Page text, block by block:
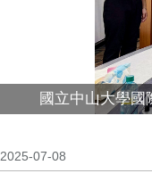
國立中山大學國
2025-07-08